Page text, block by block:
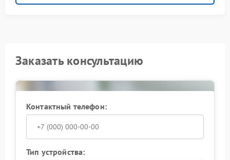
Заказать консультацию
Контактный телефон:
Тип устройства: